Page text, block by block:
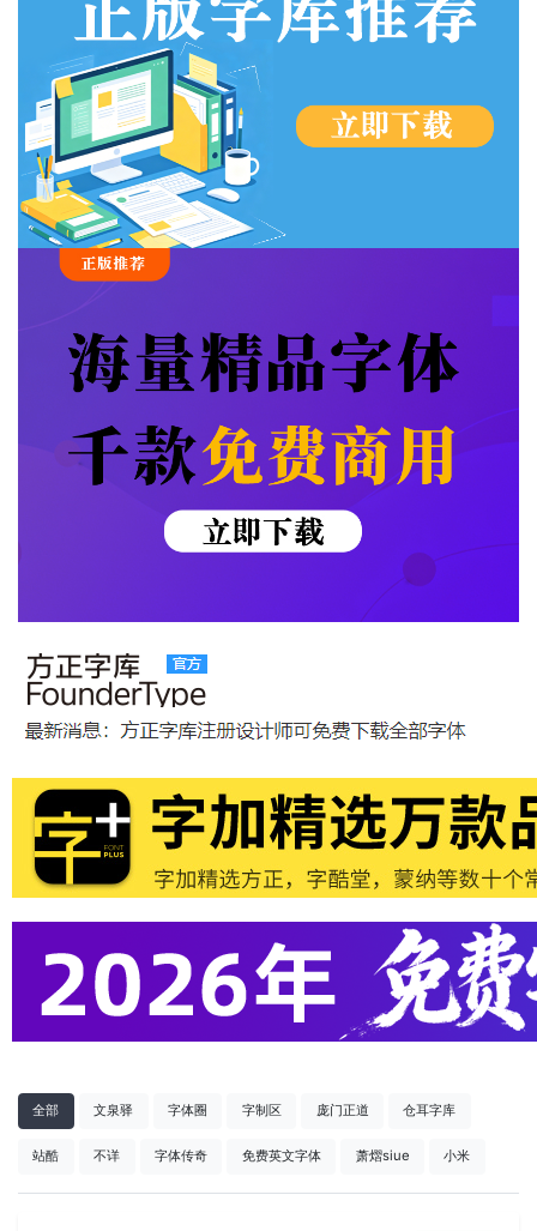
全部 文泉驿 字体圈 字制区 庞门正道 仓耳字库
站酷 不详 字体传奇 免费英文字体 萧熠siue 小米